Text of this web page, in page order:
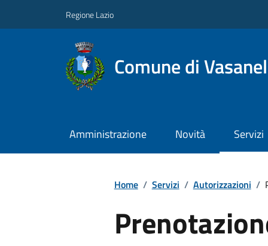
Regione Lazio
Comune di
Amministrazione Novità Servizi
Home / Servizi / Autorizzazioni /